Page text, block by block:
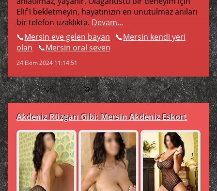
Elif'i bekletmeyin, hayatınızın en unutulmaz anıları
bir telefon uzaklıkta. Devam...
Mersin eve gelen bayan
Mersin kendi yeri
olan
Mersin oral seven
24 Ekim 2024 11:14:51
💡 💸 🧺 💄
Akdeniz Rüzgarı Gibi: Mersin Akdeniz Eskort